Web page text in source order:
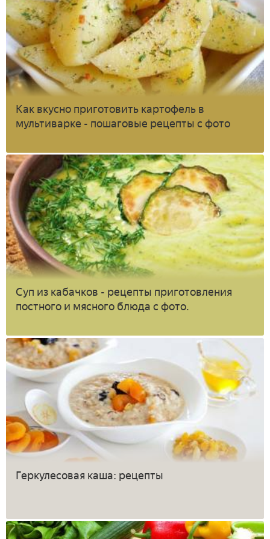
Как вкусно приготовить картофель в
мультиварке - пошаговые рецепты с фото
Суп из кабачков - рецепты приготовления
постного и мясного блюда с фото.
Геркулесовая каша: рецепты